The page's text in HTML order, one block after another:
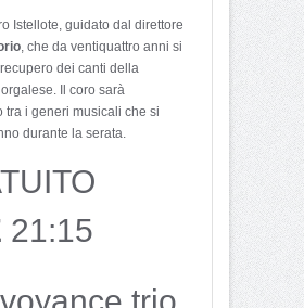
Istellote, guidato dal direttore
, che da ventiquattro anni si
dei canti della
Il coro sarà
tra i generi musicali che si
durante la serata.
21:15
trio